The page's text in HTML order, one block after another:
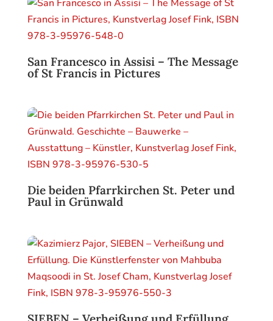
San Francesco in Assisi – The Message
of St Francis in Pictures
Die beiden Pfarrkirchen St. Peter und
Paul in Grünwald